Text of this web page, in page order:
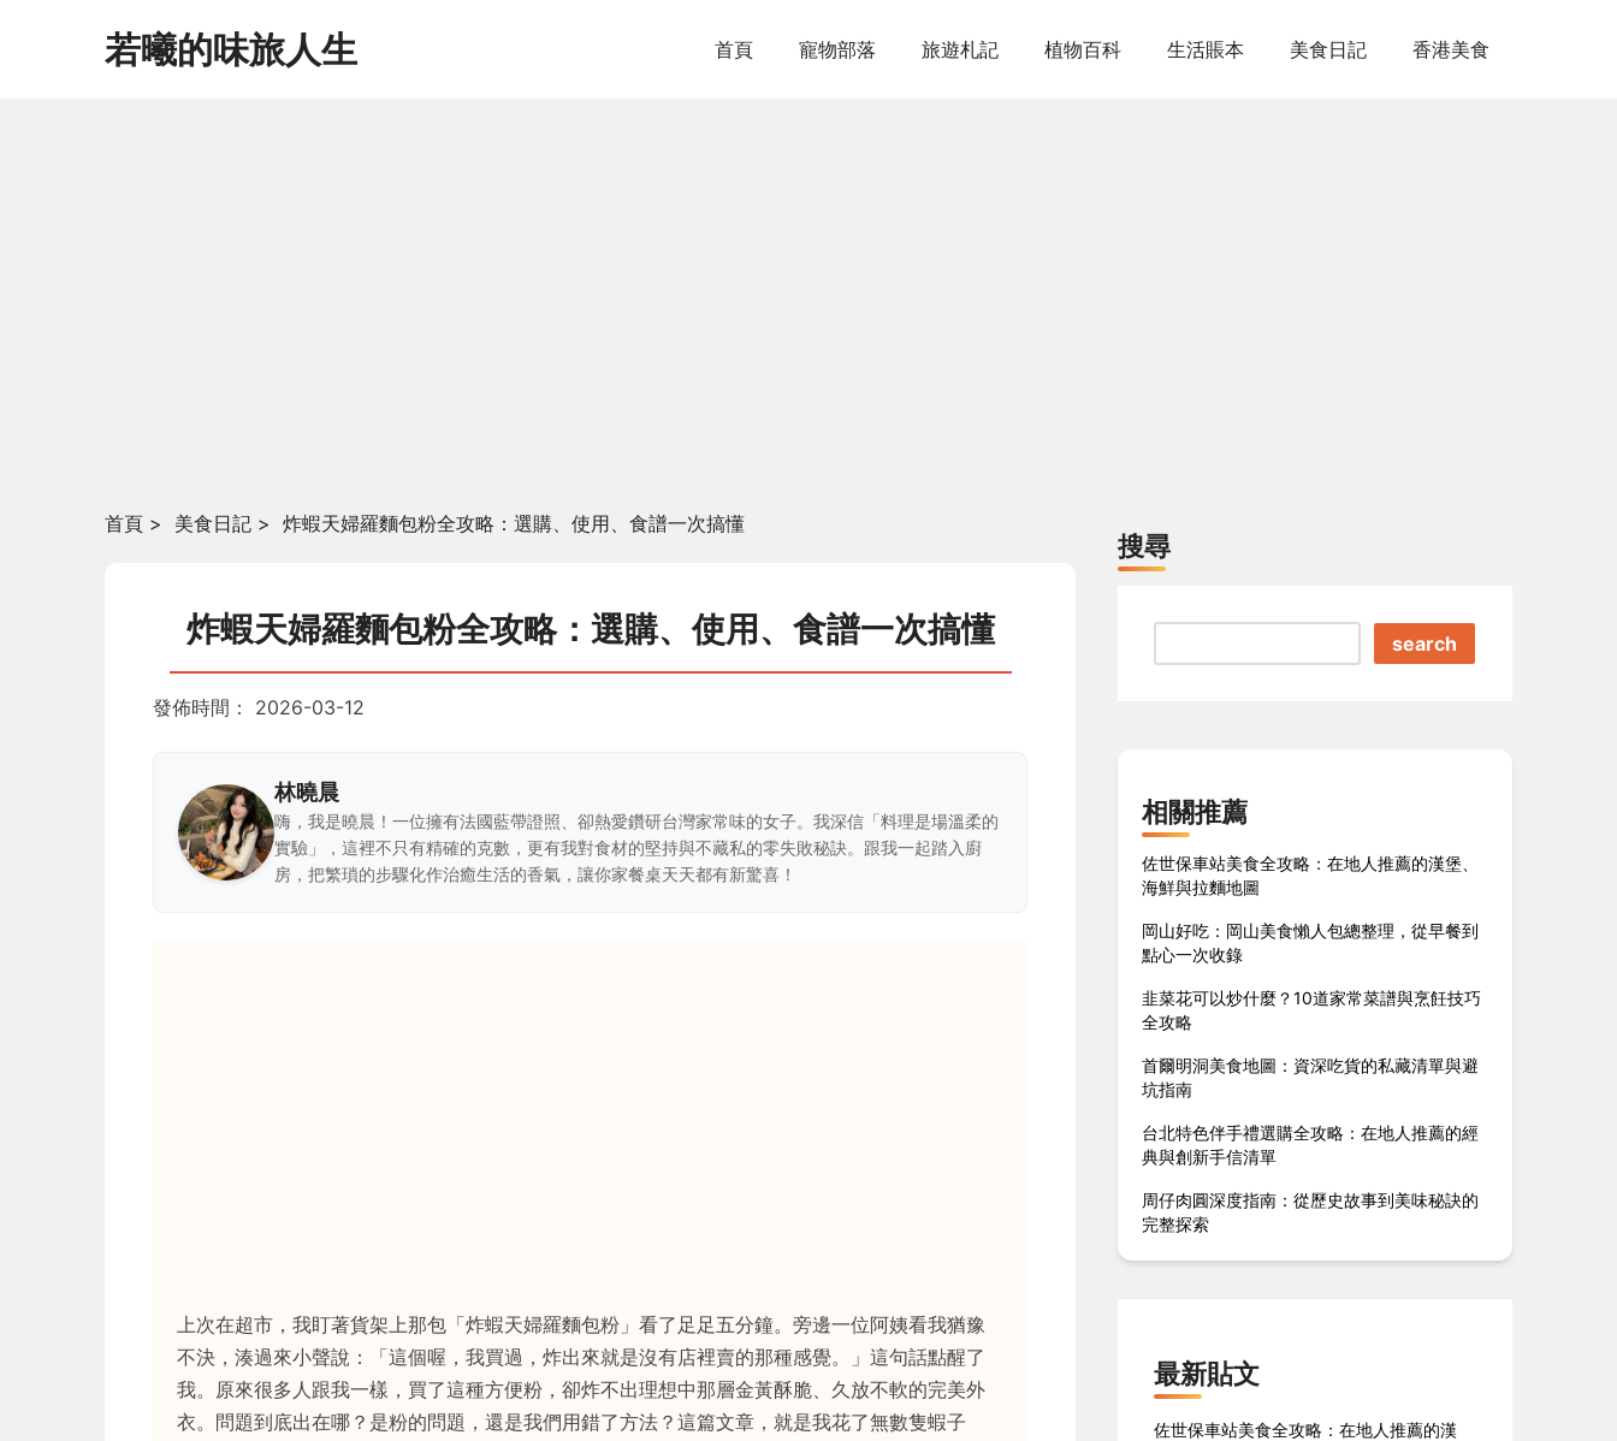
若曦的味旅人生 首頁 寵物部落 旅遊札記 植物百科 生活賬本 美食日記 香港美食
首頁 > 美食日記 > 炸蝦天婦羅麵包粉全攻略：選購、使用、食譜一次搞懂
炸蝦天婦羅麵包粉全攻略：選購、使用、食譜一次搞懂
發佈時間： 2026-03-12
林曉晨
嗨，我是曉晨！一位擁有法國藍帶證照、卻熱愛鑽研台灣家常味的女子。我深信「料理是場溫柔的
實驗」，這裡不只有精確的克數，更有我對食材的堅持與不藏私的零失敗秘訣。跟我一起踏入廚
房，把繁瑣的步驟化作治癒生活的香氣，讓你家餐桌天天都有新驚喜！
上次在超市，我盯著貨架上那包「炸蝦天婦羅麵包粉」看了足足五分鐘。旁邊一位阿姨看我猶豫
不決，湊過來小聲說：「這個喔，我買過，炸出來就是沒有店裡賣的那種感覺。」這句話點醒了
我。原來很多人跟我一樣，買了這種方便粉，卻炸不出理想中那層金黃酥脆、久放不軟的完美外
衣。問題到底出在哪？是粉的問題，還是我們用錯了方法？這篇文章，就是我花了無數隻蝦子
搜尋
search
相關推薦
佐世保車站美食全攻略：在地人推薦的漢堡、
海鮮與拉麵地圖
岡山好吃：岡山美食懶人包總整理，從早餐到
點心一次收錄
韭菜花可以炒什麼？10道家常菜譜與烹飪技巧
全攻略
首爾明洞美食地圖：資深吃貨的私藏清單與避
坑指南
台北特色伴手禮選購全攻略：在地人推薦的經
典與創新手信清單
周仔肉圓深度指南：從歷史故事到美味秘訣的
完整探索
最新貼文
佐世保車站美食全攻略：在地人推薦的漢